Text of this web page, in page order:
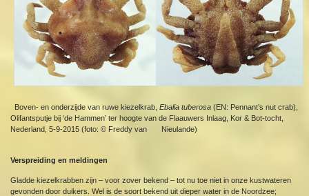
Boven- en onderzijde van ruwe kiezelkrab,Ebalia tuberosa (EN: Pennant’s nut crab),
Olifantsputje bij ‘de Hammen’ ter hoogte van de Flaauwers Inlaag, Kor & Bot-tocht,
Nederland, 5-9-2015 (foto: © Freddy van Nieulande)
Verspreiding en meldingen
Gladde kiezelkrabben zijn – voor zover bekend – tot nu toe niet in onze kustwateren
gevonden door duikers. Wel is de soort bekend uit dieper water in de Noordzee;